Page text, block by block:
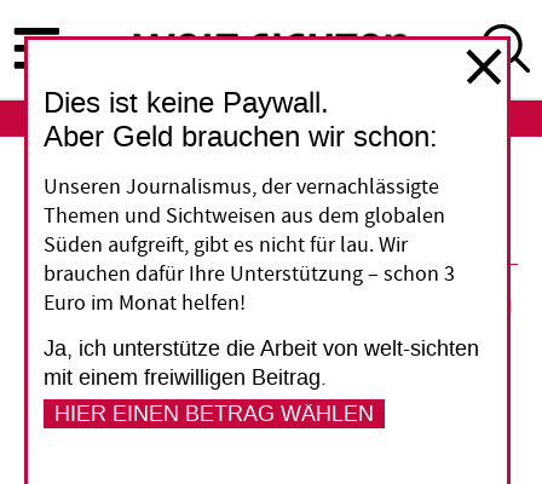
zum
Inhalt
ABO
PRO und KONTRA Biosprit
25. November 2013
Vorlesen
Dies ist keine Paywall.
Aber Geld brauchen wir schon:
Unseren Journalismus, der vernachlässigte
Themen und Sichtweisen aus dem globalen
Süden aufgreift, gibt es nicht für lau. Wir
brauchen dafür Ihre Unterstützung – schon 3
Euro im Monat helfen!
Ja, ich unterstütze die Arbeit von welt-sichten
mit einem freiwilligen Beitrag.
HIER EINEN BETRAG WÄHLEN